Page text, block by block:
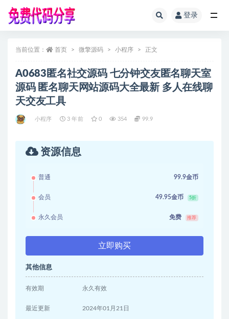
登录
当前位置： 首页 微擎源码 小程序 正文
A0683匿名社交源码 七分钟交友匿名聊天室
源码 匿名聊天网站源码大全最新 多人在线聊
天交友工具
小程序 3 年前 0 354 99.9
资源信息
普通 99.9金币
会员 49.95金币 5折
永久会员 免费 推荐
立即购买
其他信息
有效期 永久有效
最近更新 2024年01月21日